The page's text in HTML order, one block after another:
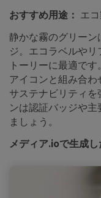
おすすめ用途： エ
静かな霧のグリー
ジ。エコラベルや
トーリーに最適で
アイコンと組み合
サステナビリティ
ンは認証バッジや
ましょう。
メディア.ioで生成